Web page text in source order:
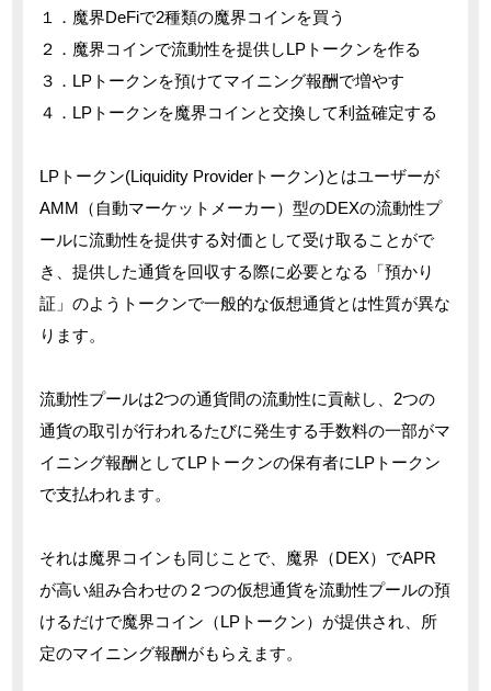
１．魔界DeFiで2種類の魔界コインを買う
２．魔界コインで流動性を提供しLPトークンを作る
３．LPトークンを預けてマイニング報酬で増やす
４．LPトークンを魔界コインと交換して利益確定する
LPトークン(Liquidity Providerトークン)とはユーザーが
AMM（自動マーケットメーカー）型のDEXの流動性プ
ールに流動性を提供する対価として受け取ることがで
き、提供した通貨を回収する際に必要となる「預かり
証」のようトークンで一般的な仮想通貨とは性質が異な
ります。
流動性プールは2つの通貨間の流動性に貢献し、2つの
通貨の取引が行われるたびに発生する手数料の一部がマ
イニング報酬としてLPトークンの保有者にLPトークン
で支払われます。
それは魔界コインも同じことで、魔界（DEX）でAPR
が高い組み合わせの２つの仮想通貨を流動性プールの預
けるだけで魔界コイン（LPトークン）が提供され、所
定のマイニング報酬がもらえます。